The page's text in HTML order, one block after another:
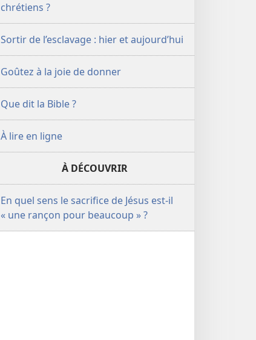
chrétiens ?
Sortir de l’esclavage : hier et aujourd’hui
Goûtez à la joie de donner
Que dit la Bible ?
À lire en ligne
À DÉCOUVRIR
En quel sens le sacrifice de Jésus est-il
« une rançon pour beaucoup » ?